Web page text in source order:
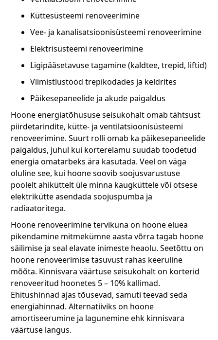
Küttesüsteemi renoveerimine
Vee- ja kanalisatsioonisüsteemi renoveerimine
Elektrisüsteemi renoveerimine
Ligipääsetavuse tagamine (kaldtee, trepid, liftid)
Viimistlustööd trepikodades ja keldrites
Päikesepaneelide ja akude paigaldus
Hoone energiatõhususe seisukohalt omab tähtsust
piirdetarindite, kütte- ja ventilatsioonisüsteemi
renoveerimine. Suurt rolli omab ka päikesepaneelide
paigaldus, juhul kui korterelamu suudab toodetud
energia omatarbeks ära kasutada. Veel on väga
oluline see, kui hoone soovib soojusvarustuse
poolelt ahiküttelt üle minna kaugküttele või otsese
elektrikütte asendada soojuspumba ja
radiaatoritega.
Hoone renoveerimine tervikuna on hoone eluea
pikendamine mitmekümne aasta võrra tagab hoone
säilimise ja seal elavate inimeste heaolu. Seetõttu on
hoone renoveerimise tasuvust rahas keeruline
mõõta. Kinnisvara väärtuse seisukohalt on korterid
renoveeritud hoonetes 5 – 10% kallimad.
Ehitushinnad ajas tõusevad, samuti teevad seda
energiahinnad. Alternatiiviks on hoone
amortiseerumine ja lagunemine ehk kinnisvara
väärtuse langus.